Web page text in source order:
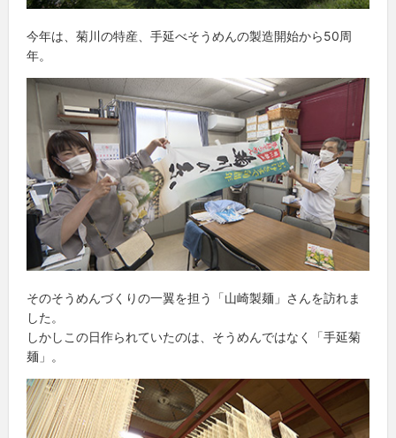
今年は、菊川の特産、手延べそうめんの製造開始から50周
年。
そのそうめんづくりの一翼を担う「山崎製麺」さんを訪れま
した。
しかしこの日作られていたのは、そうめんではなく「手延菊
麺」。